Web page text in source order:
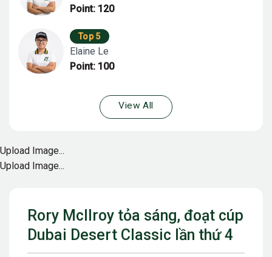
Rory McIlroy tỏa sáng, đoạt cúp
Dubai Desert Classic lần thứ 4
Point: 120
Top 5
Elaine Le
Point: 100
View All
Upload Image...
Upload Image...